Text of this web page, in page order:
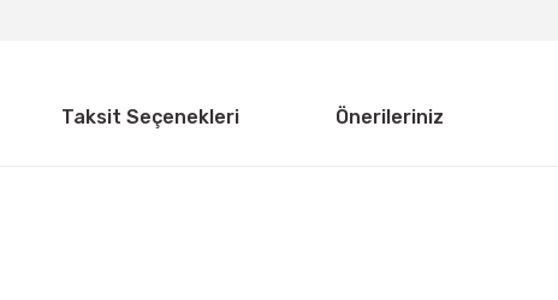
Taksit Seçenekleri Önerileriniz